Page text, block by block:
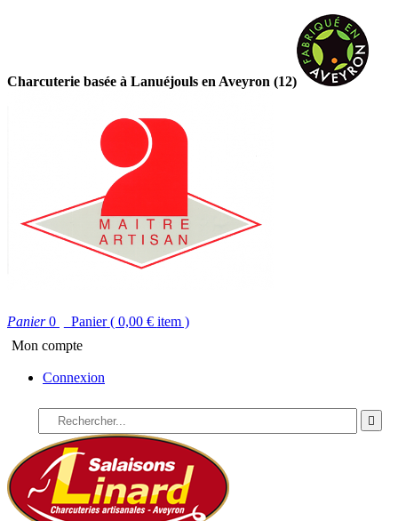
Charcuterie basée à Lanuéjouls en Aveyron (12)
Panier 0 Panier ( 0,00 € item )
Mon compte
Connexion
